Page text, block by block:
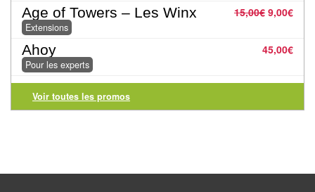
société
Jeux
de
cartes
15,00€ 9,00€
Age of Towers – Les Winx
Extensions
45,00€
Ahoy
Pour les experts
Voir toutes les promos